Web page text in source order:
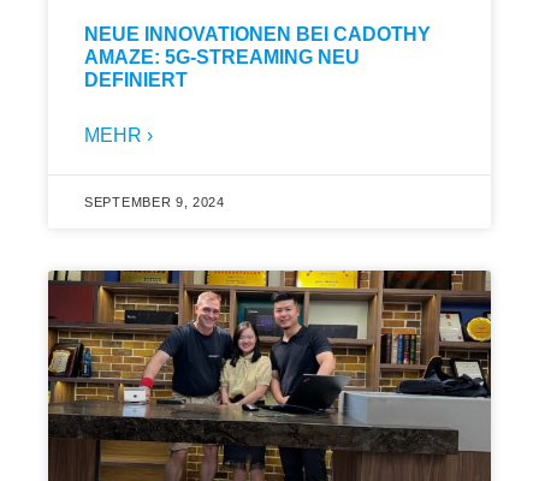
NEUE INNOVATIONEN BEI CADOTHY
AMAZE: 5G-STREAMING NEU
DEFINIERT
MEHR ›
SEPTEMBER 9, 2024